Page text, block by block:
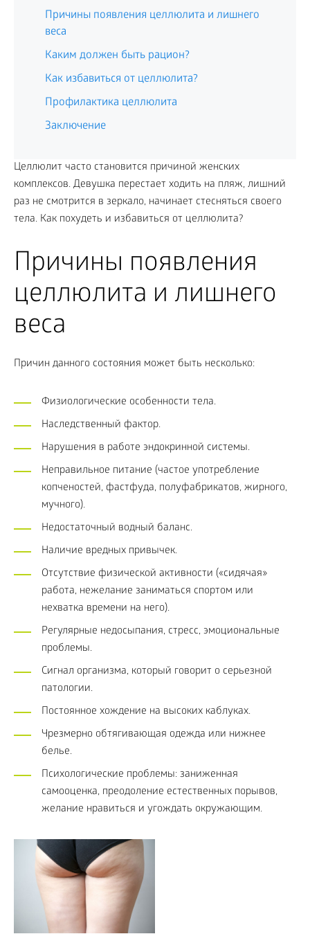
Причины появления целлюлита и лишнего
веса
Каким должен быть рацион?
Как избавиться от целлюлита?
Профилактика целлюлита
Заключение
Целлюлит часто становится причиной женских
комплексов. Девушка перестает ходить на пляж, лишний
раз не смотрится в зеркало, начинает стесняться своего
тела. Как похудеть и избавиться от целлюлита?
Причины появления
целлюлита и лишнего
веса
Причин данного состояния может быть несколько:
Физиологические особенности тела.
Наследственный фактор.
Нарушения в работе эндокринной системы.
Неправильное питание (частое употребление
копченостей, фастфуда, полуфабрикатов, жирного,
мучного).
Недостаточный водный баланс.
Наличие вредных привычек.
Отсутствие физической активности («сидячая»
работа, нежелание заниматься спортом или
нехватка времени на него).
Регулярные недосыпания, стресс, эмоциональные
проблемы.
Сигнал организма, который говорит о серьезной
патологии.
Постоянное хождение на высоких каблуках.
Чрезмерно обтягивающая одежда или нижнее
белье.
Психологические проблемы: заниженная
самооценка, преодоление естественных порывов,
желание нравиться и угождать окружающим.